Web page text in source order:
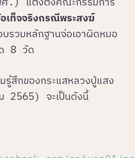
เท็จจริงกรณีพระสงฆ์
บรวมหลักฐานจ่อเอาผิดหมอ
ด 8 วัด
รู้สึกของกระแสหลวงปู่แสง
2565) จะเป็นดังนี้